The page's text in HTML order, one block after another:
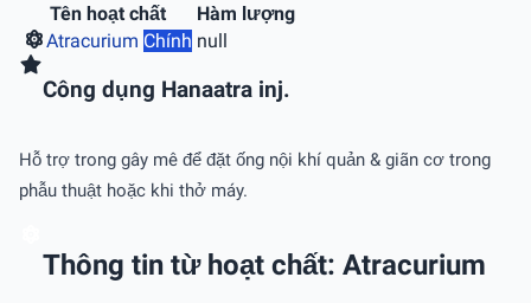
Tên hoạt chất
Hàm lượng
Atracurium Chính null
Công dụng Hanaatra inj.
Hỗ trợ trong gây mê để đặt ống nội khí quản & giãn cơ trong
phẫu thuật hoặc khi thở máy.
Thông tin từ hoạt chất: Atracurium